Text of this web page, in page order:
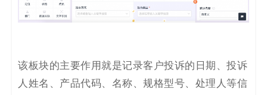
该板块的主要作用就是记录客户投诉的日期、投诉
人姓名、产品代码、名称、规格型号、处理人等信